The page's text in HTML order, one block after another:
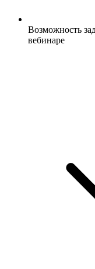
Возможность
вебинаре